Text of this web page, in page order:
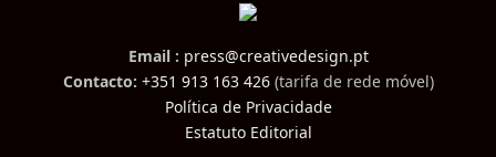
Email : press@creativedesign.pt
Contacto: +351 913 163 426(tarifa de rede móvel)
Política de Privacidade
Estatuto Editorial